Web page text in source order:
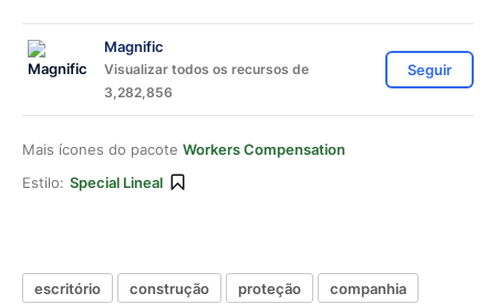
Magnific
Visualizar todos os recursos de
3,282,856
Seguir
Mais ícones do pacote Workers Compensation
Estilo: Special Lineal
escritório construção proteção
companhia